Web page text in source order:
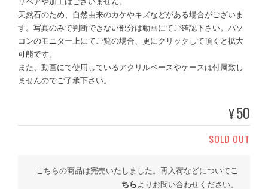
天然石のため、自然由来のカケやキズなどがある場合がございま
す。写真のみで判断できない部分は動画にてご確認下さい。パソ
コンのモニター上にてご覧の場合、更にクリックして頂くと拡大
可能です。
また、動画にて使用しているアクリルベースやケースは付属致し
ませんのでご了承下さい。
¥50
SOLD OUT
こちらの商品は完売いたしました。再入荷などについてこ
ちらよりお問い合わせください。